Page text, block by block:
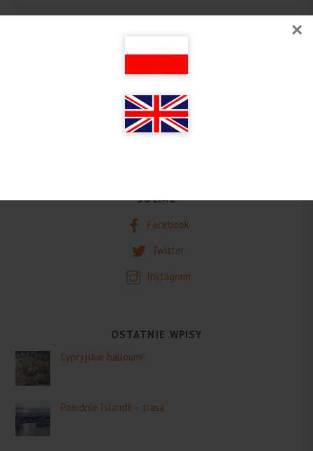
×
Follow on Instagram
SOCIAL
Facebook
Twitter
Instagram
OSTATNIE WPISY
Cypryjskie halloumi
Południe Islandii – trasa